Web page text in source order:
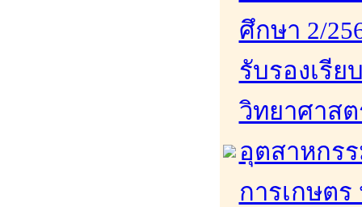
ศึกษา 2/
รับรองเรี
วิทยาศาส
อุตสาหกร
การเกษต